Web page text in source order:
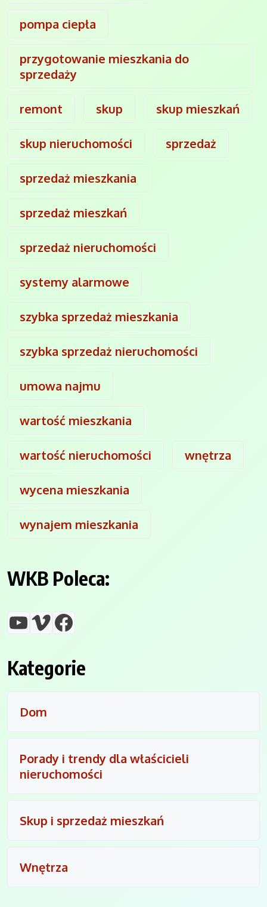
pompa ciepła
przygotowanie mieszkania do
sprzedaży
remont skup skup mieszkań
skup nieruchomości sprzedaż
sprzedaż mieszkania
sprzedaż mieszkań
sprzedaż nieruchomości
systemy alarmowe
szybka sprzedaż mieszkania
szybka sprzedaż nieruchomości
umowa najmu
wartość mieszkania
wartość nieruchomości wnętrza
wycena mieszkania
wynajem mieszkania
WKB Poleca:
YouTube
VimeoFacebook
Kategorie
Dom
Porady i trendy dla właścicieli
nieruchomości
Skup i sprzedaż mieszkań
Wnętrza